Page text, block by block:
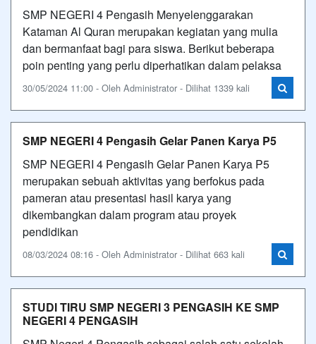
SMP NEGERI 4 Pengasih Menyelenggarakan
Kataman Al Quran merupakan kegiatan yang mulia
dan bermanfaat bagi para siswa. Berikut beberapa
poin penting yang perlu diperhatikan dalam pelaksa
30/05/2024 11:00 - Oleh Administrator - Dilihat 1339 kali
SMP NEGERI 4 Pengasih Gelar Panen Karya P5
SMP NEGERI 4 Pengasih Gelar Panen Karya P5
merupakan sebuah aktivitas yang berfokus pada
pameran atau presentasi hasil karya yang
dikembangkan dalam program atau proyek
pendidikan
08/03/2024 08:16 - Oleh Administrator - Dilihat 663 kali
STUDI TIRU SMP NEGERI 3 PENGASIH KE SMP
NEGERI 4 PENGASIH